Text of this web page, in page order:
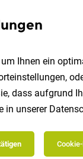
Ihnen ein
dass aufgrund
in unserer